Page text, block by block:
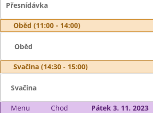
Přesnídávka
Oběd (11:00 - 14:00)
Oběd
Svačina (14:30 - 15:00)
Svačina
Menu Chod
Pátek 3. 11. 2023